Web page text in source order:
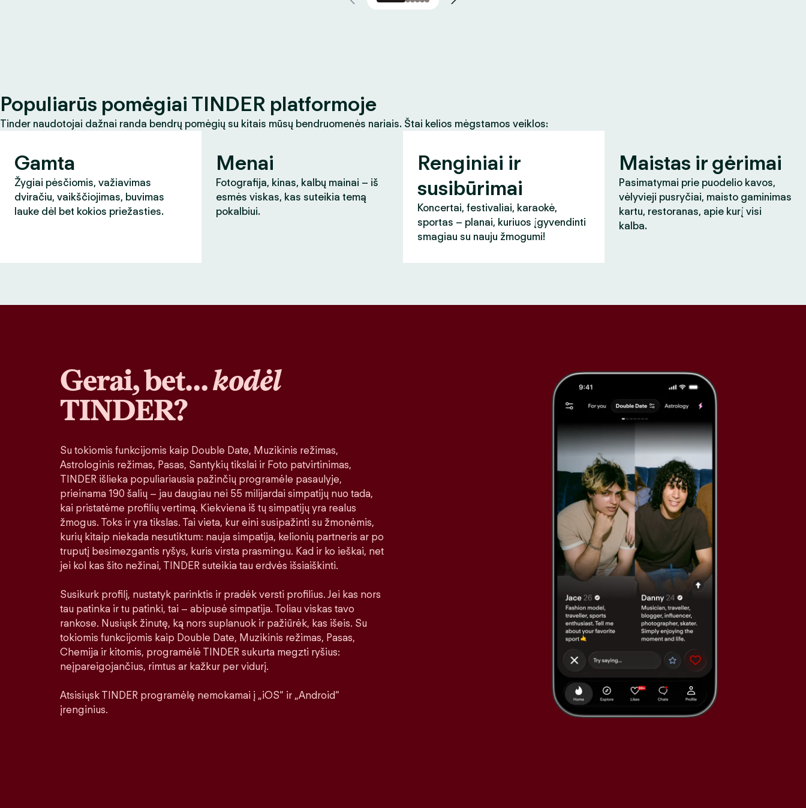
Populiarūs pomėgiai TINDER platformoje
Tinder naudotojai dažnai randa bendrų pomėgių su kitais mūsų bendruomenės nariais. Štai kelios mėgstamos veiklos:
Gamta
Žygiai pėsčiomis, važiavimas
dviračiu, vaikščiojimas, buvimas
lauke dėl bet kokios priežasties.
Menai
Fotografija, kinas, kalbų mainai – iš
esmės viskas, kas suteikia temą
pokalbiui.
Renginiai ir
susibūrimai
Koncertai, festivaliai, karaokė,
sportas – planai, kuriuos įgyvendinti
smagiau su nauju žmogumi!
Maistas ir gėrimai
Pasimatymai prie puodelio kavos,
vėlyvieji pusryčiai, maisto gaminimas
kartu, restoranas, apie kurį visi
kalba.
Gerai, bet…kodėl
TINDER?
Su tokiomis funkcijomis kaip Double Date, Muzikinis režimas,
Astrologinis režimas, Pasas, Santykių tikslai ir Foto patvirtinimas,
TINDER išlieka populiariausia pažinčių programėle pasaulyje,
prieinama 190 šalių – jau daugiau nei 55 milijardai simpatijų nuo tada,
kai pristatėme profilių vertimą. Kiekviena iš tų simpatijų yra realus
žmogus. Toks ir yra tikslas. Tai vieta, kur eini susipažinti su žmonėmis,
kurių kitaip niekada nesutiktum: nauja simpatija, kelionių partneris ar po
truputį besimezgantis ryšys, kuris virsta prasmingu. Kad ir ko ieškai, net
jei kol kas šito nežinai, TINDER suteikia tau erdvės išsiaiškinti.
Susikurk profilį, nustatyk parinktis ir pradėk versti profilius. Jei kas nors
tau patinka ir tu patinki, tai – abipusė simpatija. Toliau viskas tavo
rankose. Nusiųsk žinutę, ką nors suplanuok ir pažiūrėk, kas išeis. Su
tokiomis funkcijomis kaip Double Date, Muzikinis režimas, Pasas,
Chemija ir kitomis, programėlė TINDER sukurta megzti ryšius:
neįpareigojančius, rimtus ar kažkur per vidurį.
Atsisiųsk TINDER programėlę nemokamai į „iOS“ ir „Android“
įrenginius.